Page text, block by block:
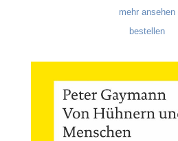
mehr ansehen
bestellen